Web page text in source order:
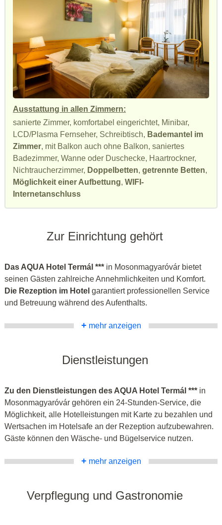
Ausstattung in allen Zimmern:
sanierte Zimmer, komfortabel eingerichtet, Minibar,
LCD/Plasma Fernseher, Schreibtisch, Bademantel im
Zimmer, mit Balkon auch ohne Balkon, saniertes
Badezimmer, Wanne oder Duschecke, Haartrockner,
Nichtraucherzimmer, Doppelbetten, getrennte Betten,
Möglichkeit einer Aufbettung, WIFI-
Internetanschluss
Zur Einrichtung gehört
Das AQUA Hotel Termál *** in Mosonmagyaróvár bietet
seinen Gästen zahlreiche Annehmlichkeiten und Komfort.
Die Rezeption im Hotel garantiert professionellen Service
und Betreuung während des Aufenthalts.
+ mehr anzeigen
Dienstleistungen
Zu den Dienstleistungen des AQUA Hotel Termál *** in
Mosonmagyaróvár gehören ein 24-Stunden-Service, die
Möglichkeit, alle Hotelleistungen mit Karte zu bezahlen und
Wertsachen im Hotelsafe an der Rezeption aufzubewahren.
Gäste können den Wäsche- und Bügelservice nutzen.
+ mehr anzeigen
Verpflegung und Gastronomie